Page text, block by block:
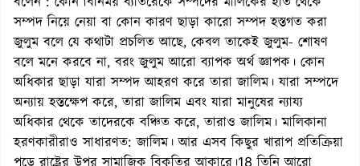
সম্পদ নিয়ে নেয়া বা কোন কারণ ছাড়া কারো সম্পদ হস্তগত করা
জুলুম বলে যে কথাটা প্রচলিত আছে, কেবল তাকেই জুলুম- শোষণ
বলে মনে করবে না, বরং জুলুম আরো ব্যাপক অর্থ জ্ঞাপক। কোন
অধিকার ছাড়া যারা সম্পদ আহরণ করে তারা জালিম। যারা সম্পদে
অন্যায় হস্তক্ষেপ করে, তারা জালিম এবং যারা মানুষের ন্যায্য
অধিকার থেকে তাদেরকে বঞ্চিত করে, তারাও জালিম। মালিকানা
হরণকারীরাও সাধারণত: জালিম। আর এসব কিছুর খারাপ প্রতিক্রিয়া